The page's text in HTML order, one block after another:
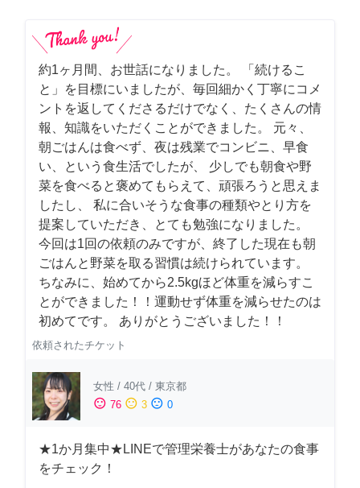
約1ヶ月間、お世話になりました。 「続けるこ
と」を目標にいましたが、毎回細かく丁寧にコメ
ントを返してくださるだけでなく、たくさんの情
報、知識をいただくことができました。 元々、
朝ごはんは食べず、夜は残業でコンビニ、早食
い、という食生活でしたが、 少しでも朝食や野
菜を食べると褒めてもらえて、頑張ろうと思えま
したし、 私に合いそうな食事の種類やとり方を
提案していただき、とても勉強になりました。
今回は1回の依頼のみですが、終了した現在も朝
ごはんと野菜を取る習慣は続けられています。
ちなみに、始めてから2.5kgほど体重を減らすこ
とができました！！運動せず体重を減らせたのは
初めてです。 ありがとうございました！！
依頼されたチケット
女性 / 40代 / 東京都
sentiment_satisfied 76 sentiment_neutral 3 sentiment_dissatisfied 0
★1か月集中★LINEで管理栄養士があなたの食事
をチェック！